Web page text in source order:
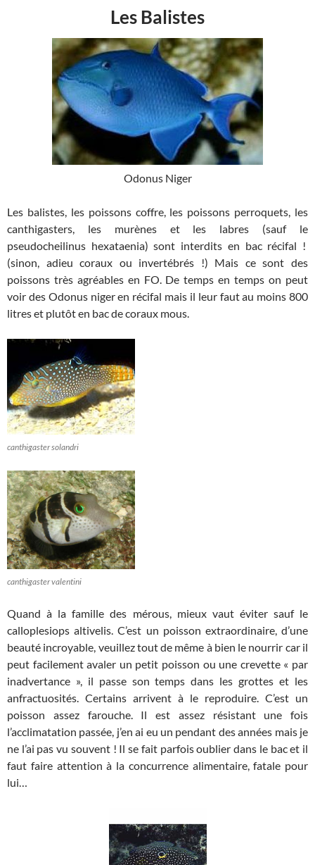
Les Balistes
Odonus Niger
Les balistes, les poissons coffre, les poissons perroquets, les
canthigasters, les murènes et les labres (sauf le
pseudocheilinus hexataenia) sont interdits en bac récifal !
(sinon, adieu coraux ou invertébrés !) Mais ce sont des
poissons très agréables en FO. De temps en temps on peut
voir des Odonus niger en récifal mais il leur faut au moins 800
litres et plutôt en bac de coraux mous.
canthigaster solandri
canthigaster valentini
Quand à la famille des mérous, mieux vaut éviter sauf le
calloplesiops altivelis. C’est un poisson extraordinaire, d’une
beauté incroyable, veuillez tout de même à bien le nourrir car il
peut facilement avaler un petit poisson ou une crevette « par
inadvertance », il passe son temps dans les grottes et les
anfractuosités. Certains arrivent à le reproduire. C’est un
poisson assez farouche. Il est assez résistant une fois
l’acclimatation passée, j’en ai eu un pendant des années mais je
ne l’ai pas vu souvent ! Il se fait parfois oublier dans le bac et il
faut faire attention à la concurrence alimentaire, fatale pour
lui…